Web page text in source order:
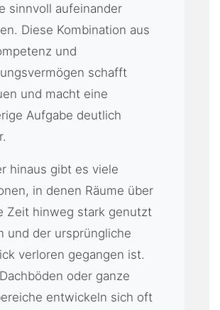
sinnvoll aufeinander
Diese Kombination aus
und
schafft
und macht eine
Aufgabe deutlich
hinaus gibt es viele
in denen Räume über
Zeit hinweg stark genutzt
und der ursprüngliche
verloren gegangen ist.
oder ganze
entwickeln sich oft